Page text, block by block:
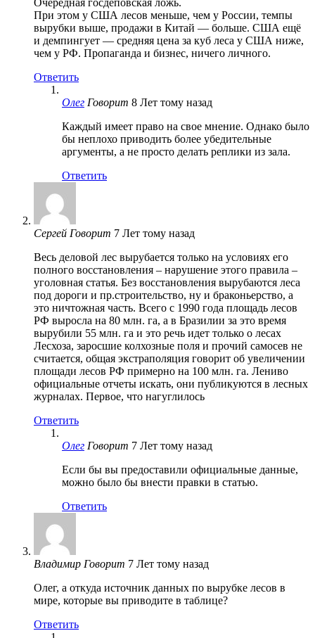
Очередная госдеповская ложь.
При этом у США лесов меньше, чем у России, темпы
вырубки выше, продажи в Китай — больше. США ещё
и демпингует — средняя цена за куб леса у США ниже,
чем у РФ. Пропаганда и бизнес, ничего личного.
Ответить
Олег Говорит 8 Лет тому назад
Каждый имеет право на свое мнение. Однако было
бы неплохо приводить более убедительные
аргументы, а не просто делать реплики из зала.
Ответить
Сергей Говорит 7 Лет тому назад
Весь деловой лес вырубается только на условиях его
полного восстановления – нарушение этого правила –
уголовная статья. Без восстановления вырубаются леса
под дороги и пр.строительство, ну и браконьерство, а
это ничтожная часть. Всего с 1990 года площадь лесов
РФ выросла на 80 млн. га, а в Бразилии за это время
вырубили 55 млн. га и это речь идет только о лесах
Лесхоза, заросшие колхозные поля и прочий самосев не
считается, общая экстраполяция говорит об увеличении
площади лесов РФ примерно на 100 млн. га. Лениво
официальные отчеты искать, они публикуются в лесных
журналах. Первое, что нагуглилось
Ответить
Олег Говорит 7 Лет тому назад
Если бы вы предоставили официальные данные,
можно было бы внести правки в статью.
Ответить
Владимир Говорит 7 Лет тому назад
Олег, а откуда источник данных по вырубке лесов в
мире, которые вы приводите в таблице?
Ответить